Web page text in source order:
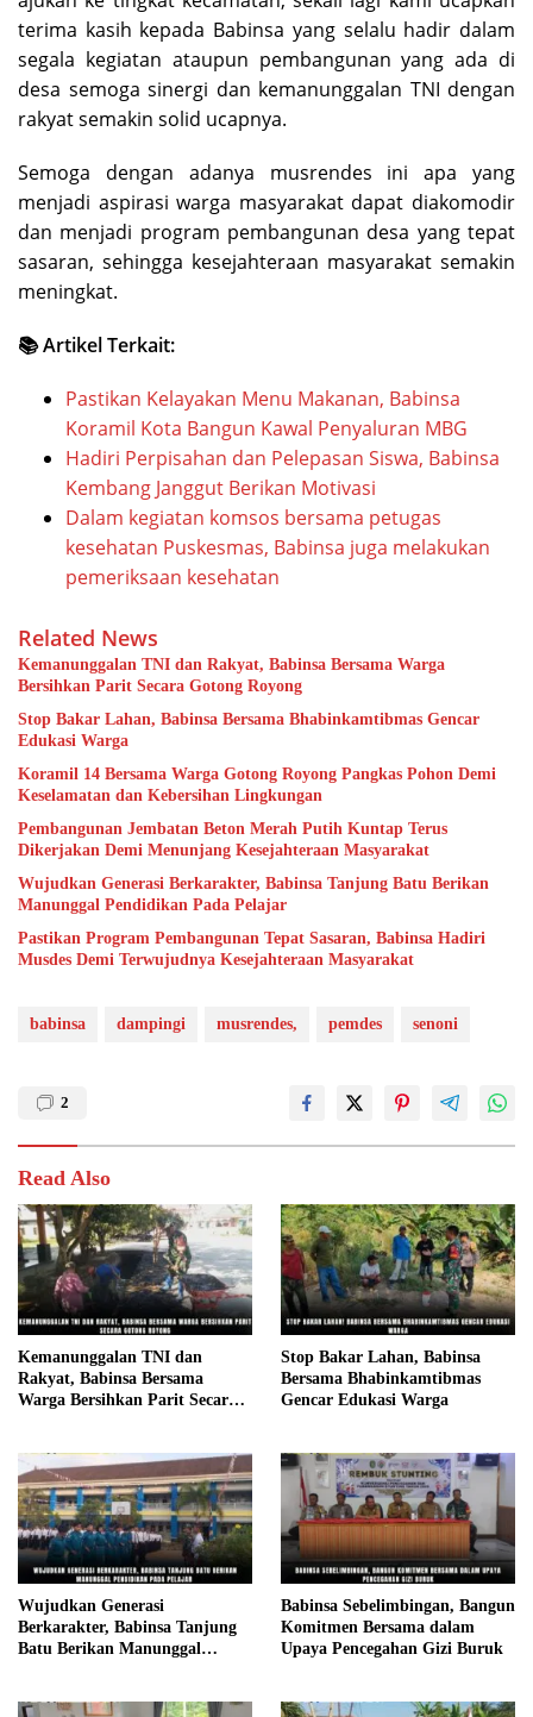
terima kasih kepada Babinsa yang selalu hadir dalam
segala kegiatan ataupun pembangunan yang ada di
desa semoga sinergi dan kemanunggalan TNI dengan
rakyat semakin solid ucapnya.
Semoga dengan adanya musrendes ini apa yang
menjadi aspirasi warga masyarakat dapat diakomodir
dan menjadi program pembangunan desa yang tepat
sasaran, sehingga kesejahteraan masyarakat semakin
meningkat.
📚 Artikel Terkait:
Pastikan Kelayakan Menu Makanan, Babinsa
Koramil Kota Bangun Kawal Penyaluran MBG
Hadiri Perpisahan dan Pelepasan Siswa, Babinsa
Kembang Janggut Berikan Motivasi
Dalam kegiatan komsos bersama petugas
kesehatan Puskesmas, Babinsa juga melakukan
pemeriksaan kesehatan
Related News
Kemanunggalan TNI dan Rakyat, Babinsa Bersama Warga
Bersihkan Parit Secara Gotong Royong
Stop Bakar Lahan, Babinsa Bersama Bhabinkamtibmas Gencar
Edukasi Warga
Koramil 14 Bersama Warga Gotong Royong Pangkas Pohon Demi
Keselamatan dan Kebersihan Lingkungan
Pembangunan Jembatan Beton Merah Putih Kuntap Terus
Dikerjakan Demi Menunjang Kesejahteraan Masyarakat
Wujudkan Generasi Berkarakter, Babinsa Tanjung Batu Berikan
Manunggal Pendidikan Pada Pelajar
Pastikan Program Pembangunan Tepat Sasaran, Babinsa Hadiri
Musdes Demi Terwujudnya Kesejahteraan Masyarakat
babinsa dampingi musrendes, pemdes senoni
2
Read Also
Kemanunggalan TNI dan
Rakyat, Babinsa Bersama
Warga Bersihkan Parit Secara
Stop Bakar Lahan, Babinsa
Bersama Bhabinkamtibmas
Gencar Edukasi Warga
Wujudkan Generasi
Berkarakter, Babinsa Tanjung
Batu Berikan Manunggal
Babinsa Sebelimbingan, Bangun
Komitmen Bersama dalam
Upaya Pencegahan Gizi Buruk